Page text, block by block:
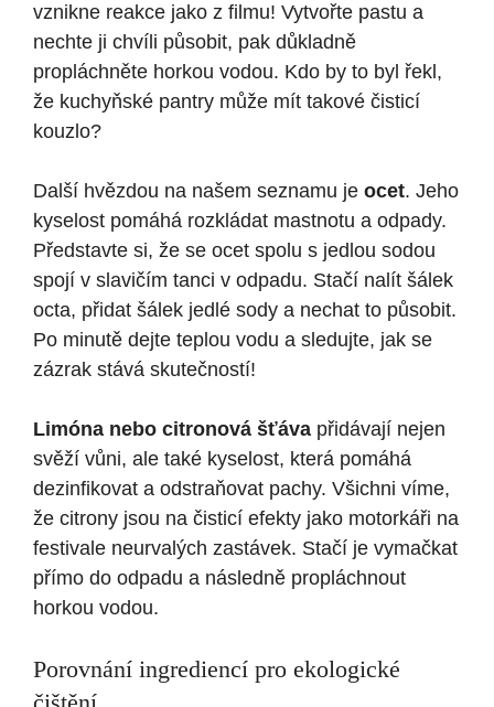
vznikne reakce jako z filmu! Vytvořte pastu a
nechte ji chvíli působit, pak důkladně
propláchněte horkou vodou. Kdo by to byl řekl,
že kuchyňské pantry může mít takové čisticí
kouzlo?
Další hvězdou na našem seznamu je ocet. Jeho
kyselost pomáhá rozkládat mastnotu a odpady.
Představte si, že se ocet spolu s jedlou sodou
spojí v slavičím tanci v odpadu. Stačí nalít šálek
octa, přidat šálek jedlé sody a nechat to působit.
Po minutě dejte teplou vodu a sledujte, jak se
zázrak stává skutečností!
Limóna nebo citronová šťáva přidávají nejen
svěží vůni, ale také kyselost, která pomáhá
dezinfikovat a odstraňovat pachy. Všichni víme,
že citrony jsou na čisticí efekty jako motorkáři na
festivale neurvalých zastávek. Stačí je vymačkat
přímo do odpadu a následně propláchnout
horkou vodou.
Porovnání ingrediencí pro ekologické